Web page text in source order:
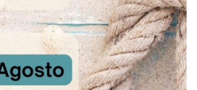
a 210ºC. Una vez cocida decorar con